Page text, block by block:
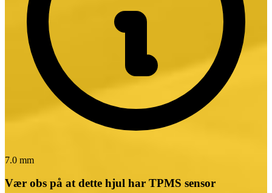
7.0 mm
Vær obs på at dette hjul har TPMS sensor